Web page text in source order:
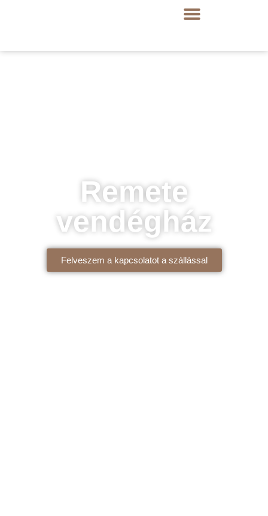
Remete
vendégház
Felveszem a kapcsolatot a szállással